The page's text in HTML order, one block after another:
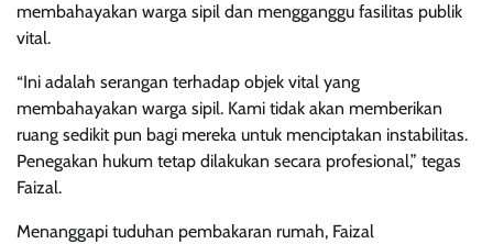
membahayakan warga sipil dan mengganggu fasilitas publik
vital.
“Ini adalah serangan terhadap objek vital yang
membahayakan warga sipil. Kami tidak akan memberikan
ruang sedikit pun bagi mereka untuk menciptakan instabilitas.
Penegakan hukum tetap dilakukan secara profesional,” tegas
Faizal.
Menanggapi tuduhan pembakaran rumah, Faizal